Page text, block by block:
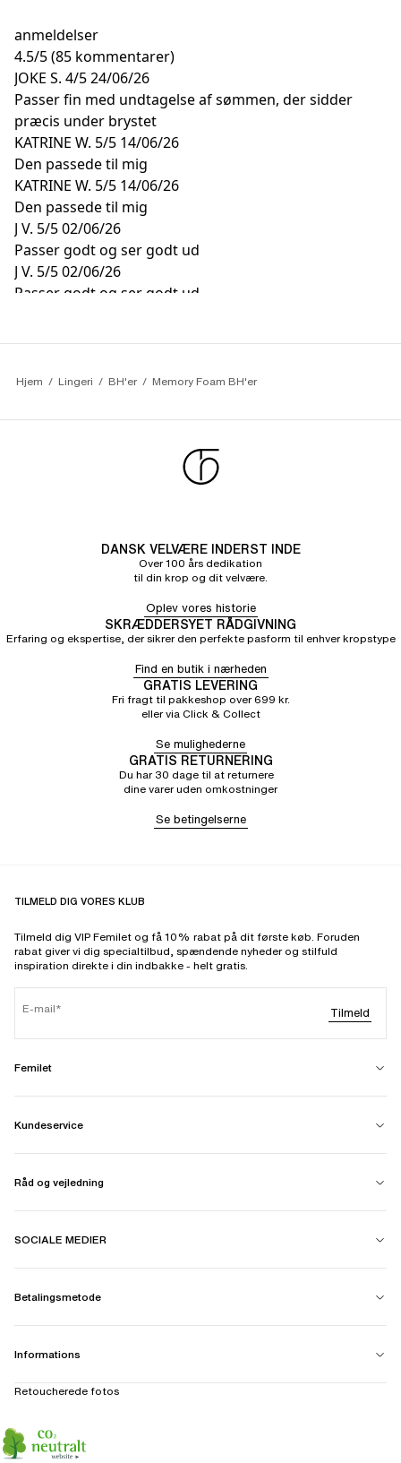
anmeldelser
4.5/5(85 kommentarer)
JOKE S. 4/524/06/26
Passer fin med undtagelse af sømmen, der sidder
præcis under brystet
KATRINE W. 5/5 14/06/26
Den passede til mig
KATRINE W. 5/5 14/06/26
Den passede til mig
J V. 5/502/06/26
Passer godt og ser godt ud
J V. 5/502/06/26
Passer godt og ser godt ud
Hjem Lingeri BH'er Memory Foam BH'er
DANSK VELVÆRE INDERST INDE
Over 100 års dedikation
til din krop og dit velvære.
Oplev vores historie
SKRÆDDERSYET RÅDGIVNING
Erfaring og ekspertise, der sikrer den perfekte pasform til enhver kropstype
Find en butik i nærheden
GRATIS LEVERING
Fri fragt til pakkeshop over 699 kr.
eller via Click & Collect
Se mulighederne
GRATIS RETURNERING
Du har 30 dage til at returnere
dine varer uden omkostninger
Se betingelserne
TILMELD DIG VORES KLUB
Tilmeld dig VIP Femilet og få 10% rabat på dit første køb. Foruden
rabat giver vi dig specialtilbud, spændende nyheder og stilfuld
inspiration direkte i din indbakke - helt gratis.
E-mail Tilmeld
Femilet
Kundeservice
Råd og vejledning
SOCIALE MEDIER
Betalingsmetode
Informations
Retoucherede fotos